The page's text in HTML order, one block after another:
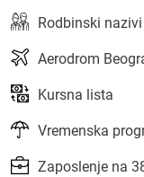
Rodbinski nazivi
Aerodrom
Kursna lista
Vremenska
Zaposlenje na